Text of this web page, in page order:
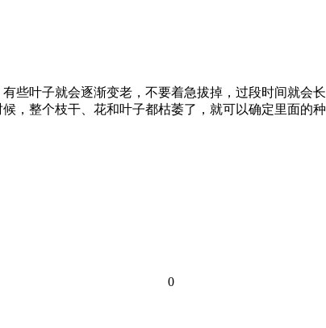
些叶子就会逐渐变老，不要着急拔掉，过段时间就会
，整个枝干、花和叶子都枯萎了，就可以确定里面的
0